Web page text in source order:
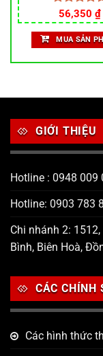
Được xếp
hạng5.00
5 sao
56,350 ₫
MUA SẢN
GIỚI THIỆU
Hotline : 0948
Hotline: 0903 783
Chi nhánh 2:
Bình, Biên Hoà,
CÁC CHÍNH
Các hình thức